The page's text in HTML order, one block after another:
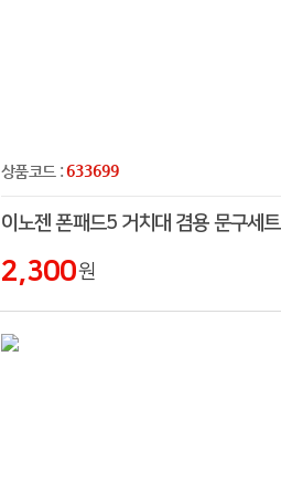
상품코드 :633699
이노젠 폰패드5 거치대 겸용 문구세트
2,300원